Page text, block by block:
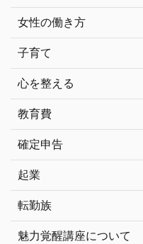
女性の働き方
子育て
心を整える
教育費
確定申告
起業
転勤族
魅力覚醒講座について